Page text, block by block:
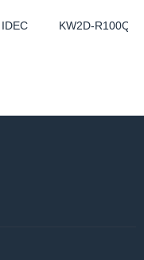
IDEC KW2D-R100Q4E